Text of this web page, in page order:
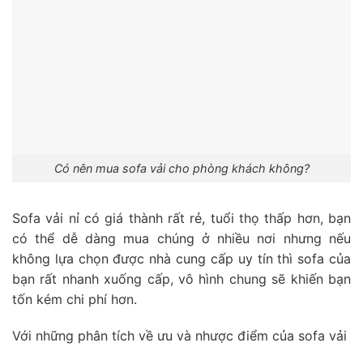
Có nên mua sofa vải cho phòng khách không?
Sofa vải nỉ có giá thành rất rẻ, tuổi thọ thấp hơn, bạn
có thể dễ dàng mua chúng ở nhiều nơi nhưng nếu
không lựa chọn được nhà cung cấp uy tín thì sofa của
bạn rất nhanh xuống cấp, vô hình chung sẽ khiến bạn
tốn kém chi phí hơn.
Với những phân tích về ưu và nhược điểm của sofa vải